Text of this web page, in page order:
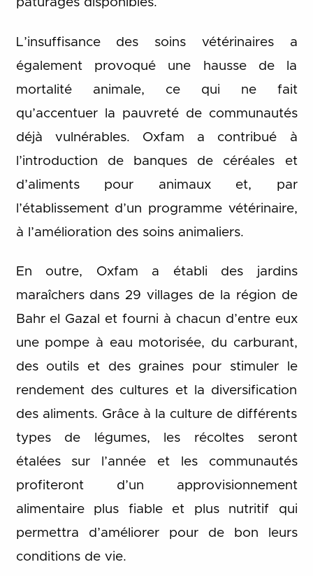
L’insuffisance des soins vétérinaires a
également provoqué une hausse de la
mortalité animale, ce qui ne fait
qu’accentuer la pauvreté de communautés
déjà vulnérables. Oxfam a contribué à
l’introduction de banques de céréales et
d’aliments pour animaux et, par
l’établissement d’un programme vétérinaire,
à l’amélioration des soins animaliers.
En outre, Oxfam a établi des jardins
maraîchers dans 29 villages de la région de
Bahr el Gazal et fourni à chacun d’entre eux
une pompe à eau motorisée, du carburant,
des outils et des graines pour stimuler le
rendement des cultures et la diversification
des aliments. Grâce à la culture de différents
types de légumes, les récoltes seront
étalées sur l’année et les communautés
profiteront d’un approvisionnement
alimentaire plus fiable et plus nutritif qui
permettra d’améliorer pour de bon leurs
conditions de vie.